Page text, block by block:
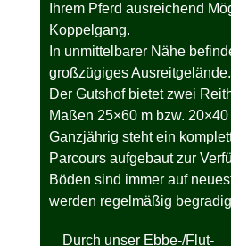
Ihrem Pferd ausreichend
Koppelgang.
In unmittelbarer Nähe
großzügiges Ausreitgelände.
Der Gutshof bietet zwei
Maßen 25×60 m bzw. 20×40
Ganzjährig steht ein
Parcours aufgebaut zur
Böden sind immer auf
werden regelmäßig
Durch unser Ebbe-/Flut-